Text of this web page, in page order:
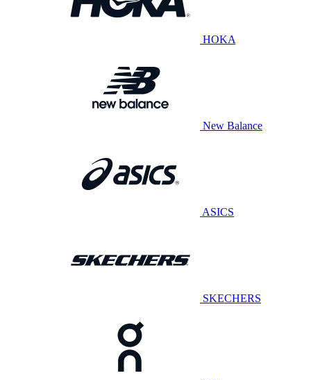
HOKA
New Balance
ASICS
SKECHERS